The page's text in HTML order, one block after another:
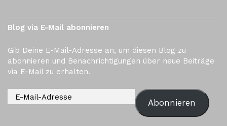
Blog via E-Mail abonnieren
Gib Deine E-Mail-Adresse an, um diesen Blog zu
abonnieren und Benachrichtigungen über neue Beiträge
via E-Mail zu erhalten.
Abonnieren